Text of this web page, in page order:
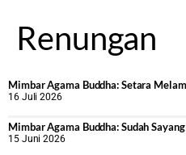
Renungan
Mimbar Agama Buddha: Setara
16 Juli 2026
Mimbar Agama Buddha: Sudah
15 Juni 2026